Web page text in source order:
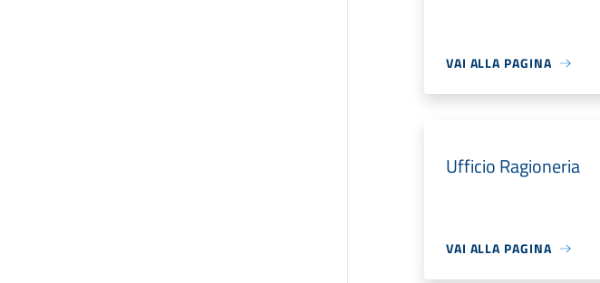
VAI ALLA PAGINA
Ufficio Ragioneria
VAI ALLA PAGINA